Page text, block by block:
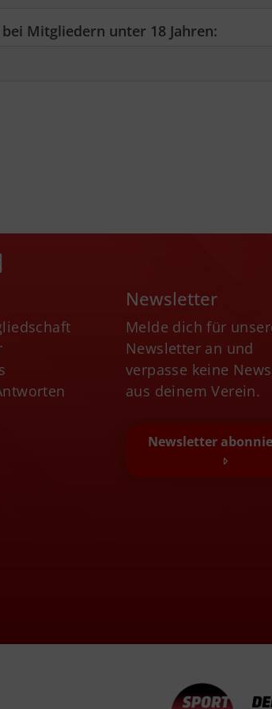
Mitgliedern unter 18 Jahren:
Newsletter
Melde dich für
Newsletter an und
verpasse keine
aus deinem Verein.
Newsletter